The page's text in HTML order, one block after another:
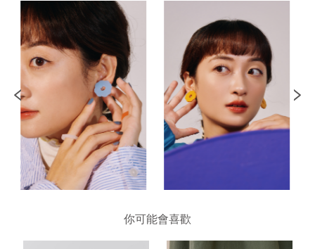
你可能會喜歡